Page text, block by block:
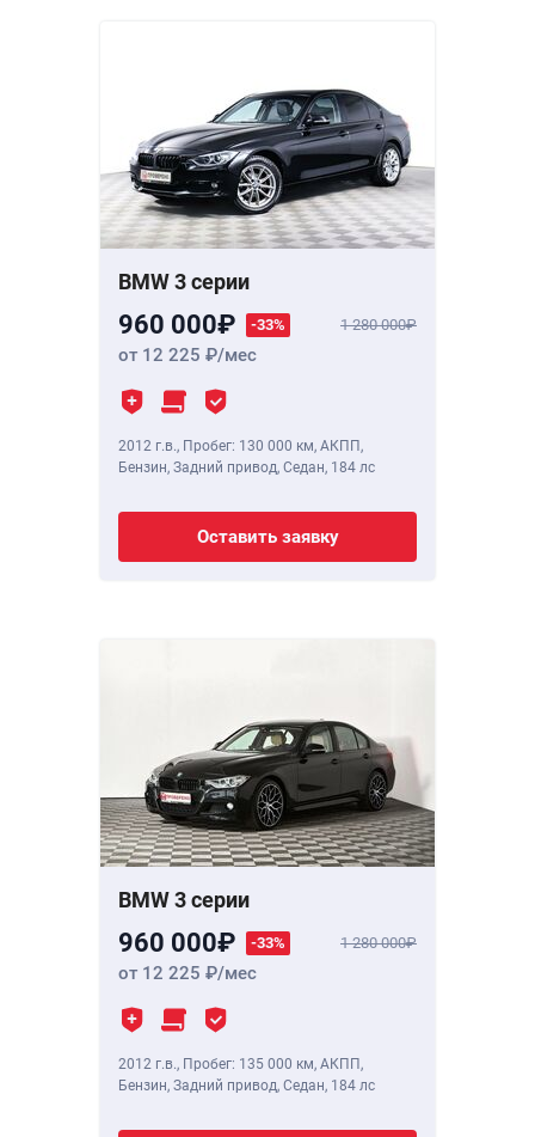
BMW 3 серии
960 000 -33% 1 280 000
от 12 225 /мес
2012 г.в., Пробег: 130 000 км, АКПП,
Бензин, Задний привод, Седан, 184 лс
Оставить заявку
BMW 3 серии
960 000 -33% 1 280 000
от 12 225 /мес
2012 г.в., Пробег: 135 000 км, АКПП,
Бензин, Задний привод, Седан, 184 лс